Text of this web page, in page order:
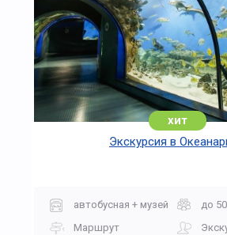
хит
Экскурсия в
автобусная + музей
до
Маршрут